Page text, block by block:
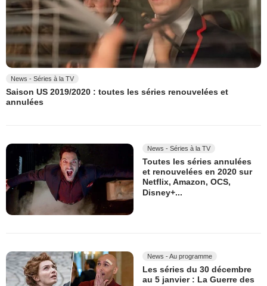
News - Séries à la TV
Saison US 2019/2020 : toutes les séries renouvelées et
annulées
News - Séries à la TV
Toutes les séries annulées
et renouvelées en 2020 sur
Netflix, Amazon, OCS,
Disney+...
News - Au programme
Les séries du 30 décembre
au 5 janvier : La Guerre des